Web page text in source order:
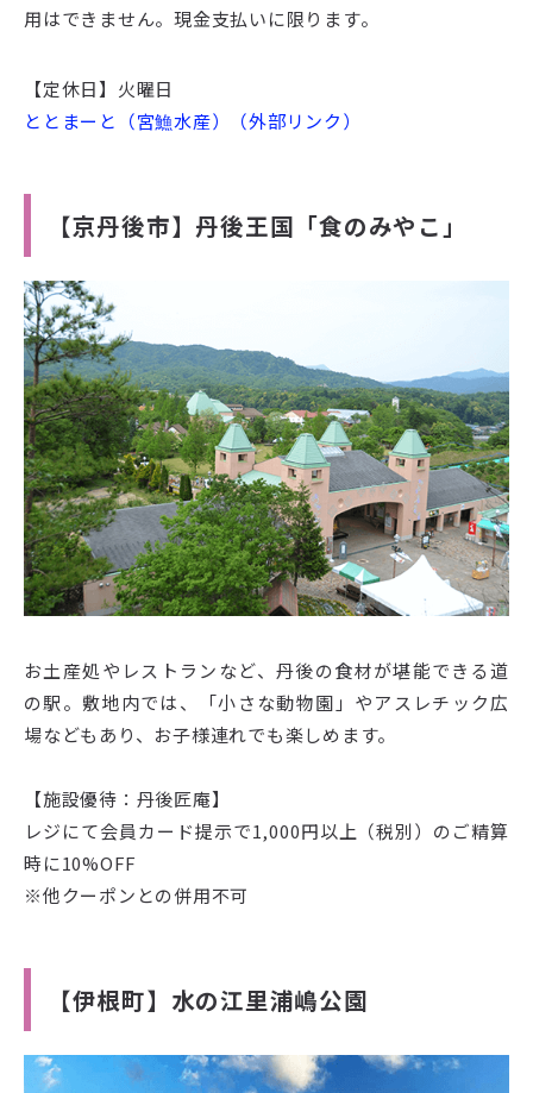
用はできません。現金支払いに限ります。
【定休日】火曜日
ととまーと（宮䲆水産）（外部リンク）
【京丹後市】丹後王国「食のみやこ」
お土産処やレストランなど、丹後の食材が堪能できる道
の駅。敷地内では、「小さな動物園」やアスレチック広
場などもあり、お子様連れでも楽しめます。
【施設優待：丹後匠庵】
レジにて会員カード提示で1,000円以上（税別）のご精算
時に10%OFF
※他クーポンとの併用不可
【伊根町】水の江里浦嶋公園